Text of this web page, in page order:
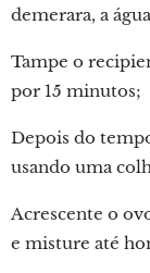
demerara, a
Tampe o
por 15 minutos;
Depois do
usando uma
Acrescente o
e misture até